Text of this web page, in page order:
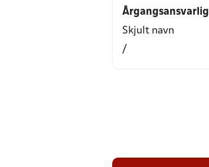
Årgangsansvarlig
Skjult navn
/